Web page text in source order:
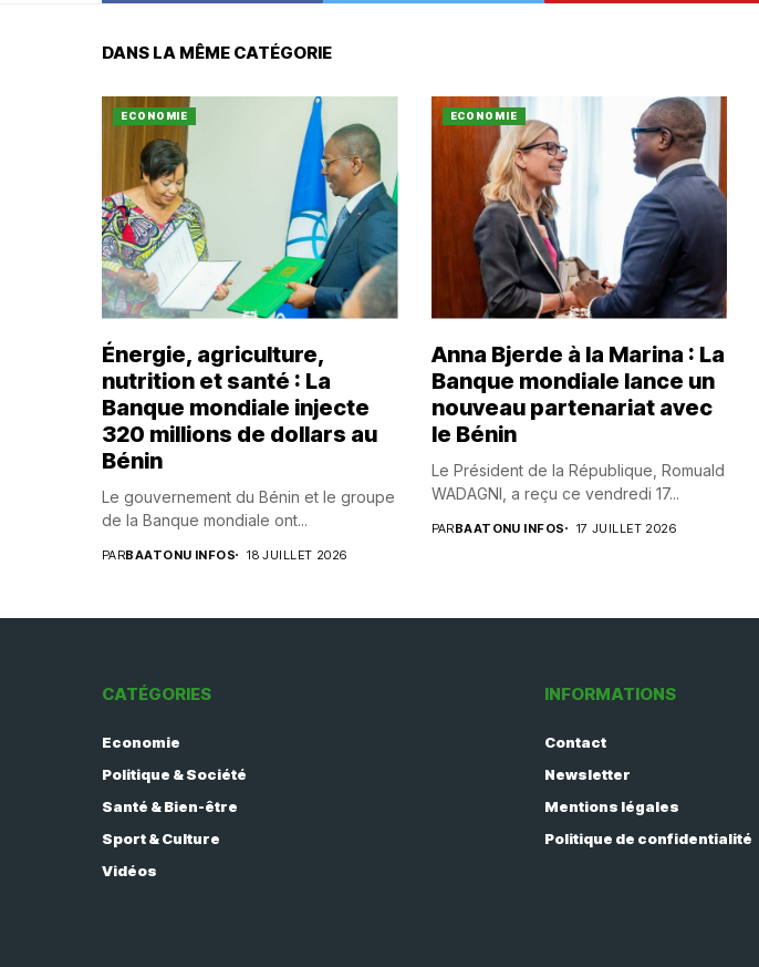
DANS LA MÊME CATÉGORIE
ECONOMIE
Énergie, agriculture,
nutrition et santé : La
Banque mondiale injecte
320 millions de dollars au
Bénin
Le gouvernement du Bénin et le groupe
de la Banque mondiale ont...
PARBAATONU INFOS 18 JUILLET 2026
ECONOMIE
Anna Bjerde à la Marina : La
Banque mondiale lance un
nouveau partenariat avec
le Bénin
Le Président de la République, Romuald
WADAGNI, a reçu ce vendredi 17...
PARBAATONU INFOS 17 JUILLET 2026
CATÉGORIES
Economie
Politique & Société
Santé & Bien-être
Sport & Culture
Vidéos
INFORMATIONS
Contact
Newsletter
Mentions légales
Politique de confidentialité